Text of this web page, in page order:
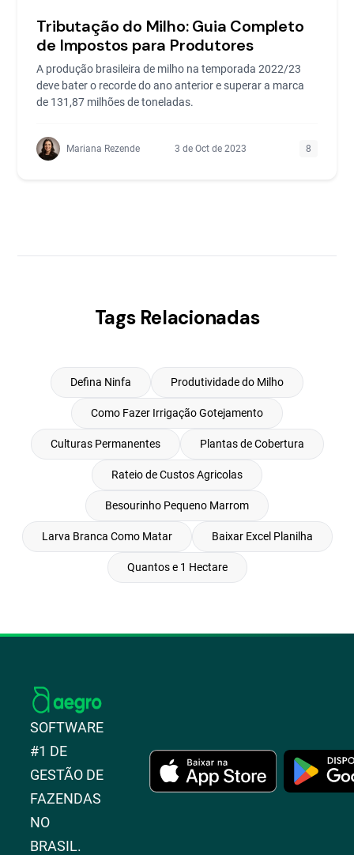
Tributação do Milho: Guia Completo
de Impostos para Produtores
A produção brasileira de milho na temporada 2022/23
deve bater o recorde do ano anterior e superar a marca
de 131,87 milhões de toneladas.
Mariana Rezende 3 de Oct de 2023 8
Tags Relacionadas
Defina Ninfa Produtividade do Milho
Como Fazer Irrigação Gotejamento
Culturas Permanentes Plantas de Cobertura
Rateio de Custos Agricolas
Besourinho Pequeno Marrom
Larva Branca Como Matar Baixar Excel Planilha
Quantos e 1 Hectare
SOFTWARE
#1 DE
GESTÃO DE
FAZENDAS
NO
BRASIL.